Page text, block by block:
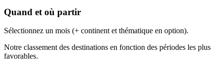
Quand et où partir
Sélectionnez un mois (+ continent et thématique en option).
Notre classement des destinations en fonction des périodes les plus
favorables.